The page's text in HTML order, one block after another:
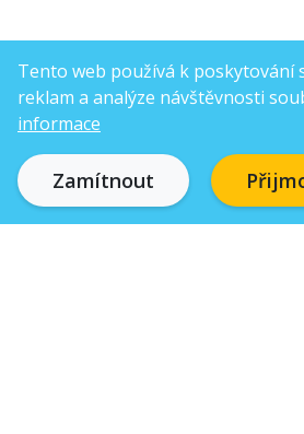
Tento web používá k poskytování
reklam a analýze návštěvnosti
informace
Zamítnout